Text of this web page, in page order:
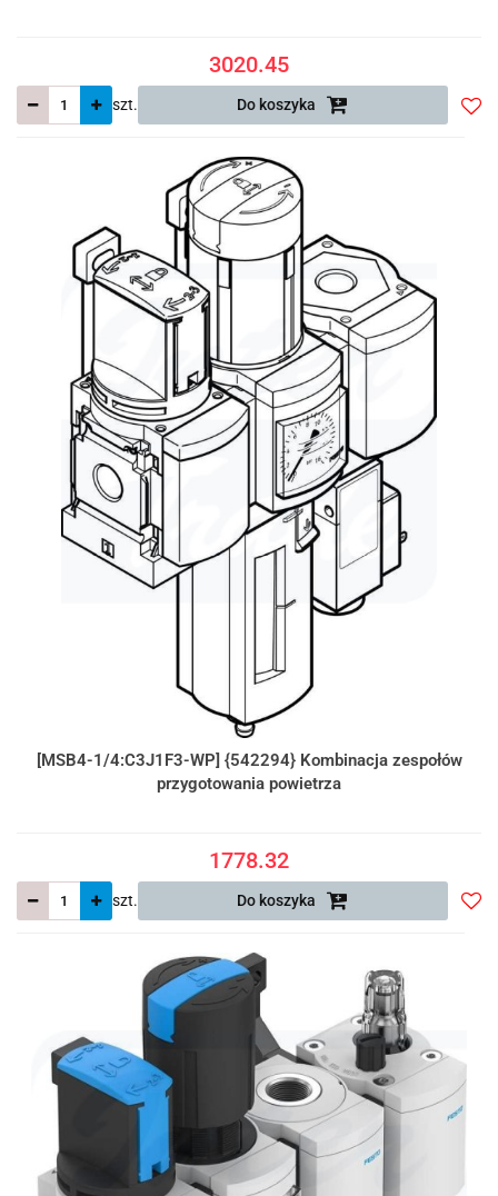
3020.45
szt. Do koszyka
[MSB4-1/4:C3J1F3-WP] {542294} Kombinacja zespołów
przygotowania powietrza
1778.32
szt. Do koszyka